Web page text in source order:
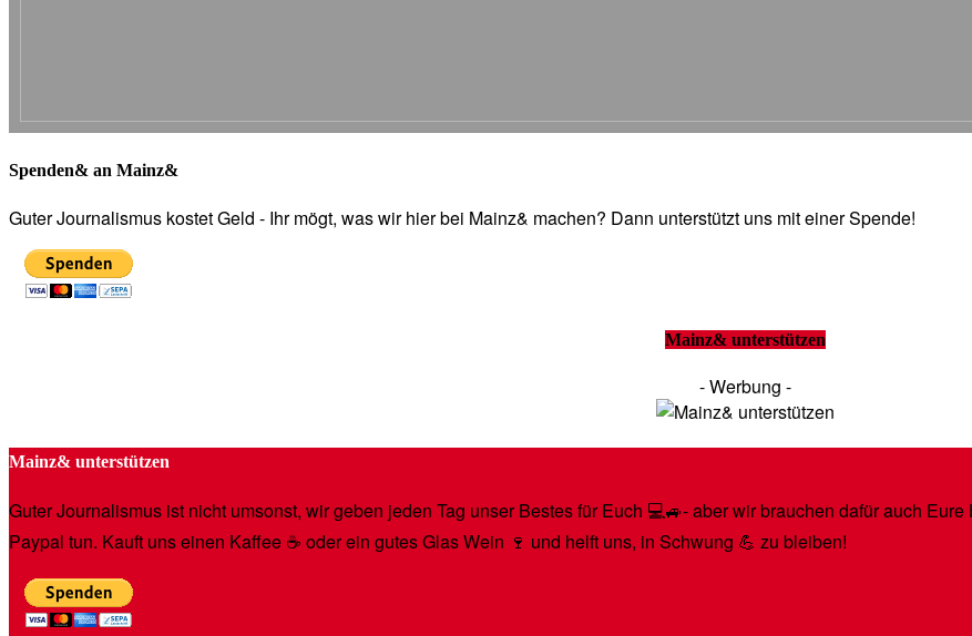
Spenden& an Mainz&
Guter Journalismus kostet Geld - Ihr mögt, was wir hier bei Mainz& machen? Dann unterstützt uns mit einer Spende!
Mainz& unterstützen
- Werbung -
Mainz& unterstützen
Guter Journalismus ist nicht umsonst, wir geben jeden Tag unser Bestes für Euch 💻🚙- aber wir brauchen dafür auch
Paypal tun. Kauft uns einen Kaffee ☕️ oder ein gutes Glas Wein 🍷 und helft uns, in Schwung 💪 zu bleiben!